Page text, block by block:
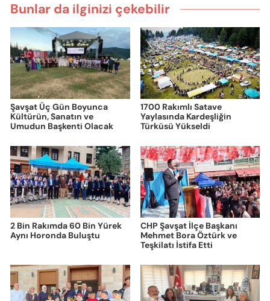
Bunlar da ilginizi çekebilir
Şavşat Üç Gün Boyunca
Kültürün, Sanatın ve
Umudun Başkenti Olacak
1700 Rakımlı Satave
Yaylasında Kardeşliğin
Türküsü Yükseldi
2 Bin Rakımda 60 Bin Yürek
Aynı Horonda Buluştu
CHP Şavşat İlçe Başkanı
Mehmet Bora Öztürk ve
Teşkilatı İstifa Etti